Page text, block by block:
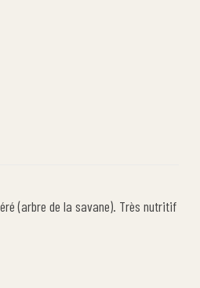
(arbre de la savane). Très nutritif